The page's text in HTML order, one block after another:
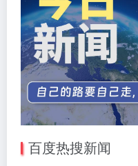
百度热搜新闻